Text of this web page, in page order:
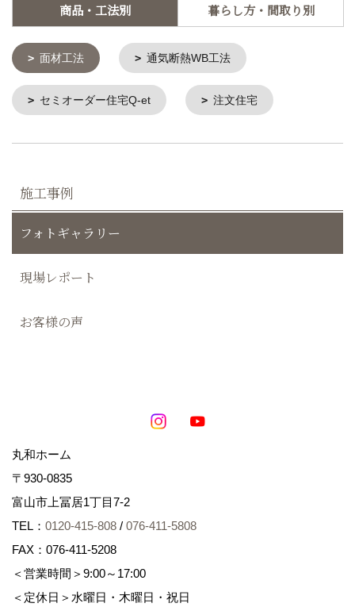
商品・工法別
暮らし方・間取り別
面材工法 通気断熱WB工法
セミオーダー住宅Q-et 注文住宅
施工事例
フォトギャラリー
現場レポート
お客様の声
丸和ホーム
〒930-0835
富山市上冨居1丁目7-2
TEL： 0120-415-808 / 076-411-5808
FAX：076-411-5208
＜営業時間＞9:00～17:00
＜定休日＞水曜日・木曜日・祝日